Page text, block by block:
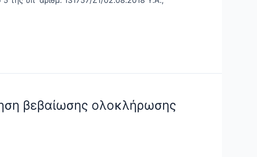
βεβαίωσης ολοκλήρωσης